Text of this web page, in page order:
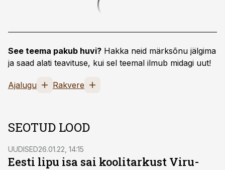
See teema pakub huvi? Hakka neid märksõnu jälgima
ja saad alati teavituse, kui sel teemal ilmub midagi uut!
Ajalugu Rakvere
SEOTUD LOOD
UUDISED26.01.22, 14:15
Eesti lipu isa sai koolitarkust Viru-